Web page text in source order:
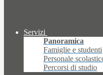
Servizi
Panoramica
Famiglie e studenti
Personale
Percorsi di studio